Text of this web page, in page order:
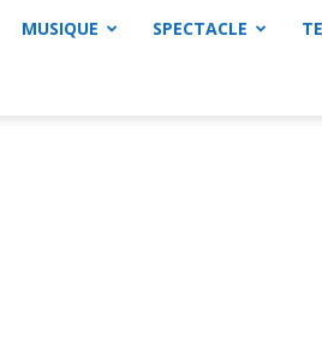
MUSIQUE SPECTACLE